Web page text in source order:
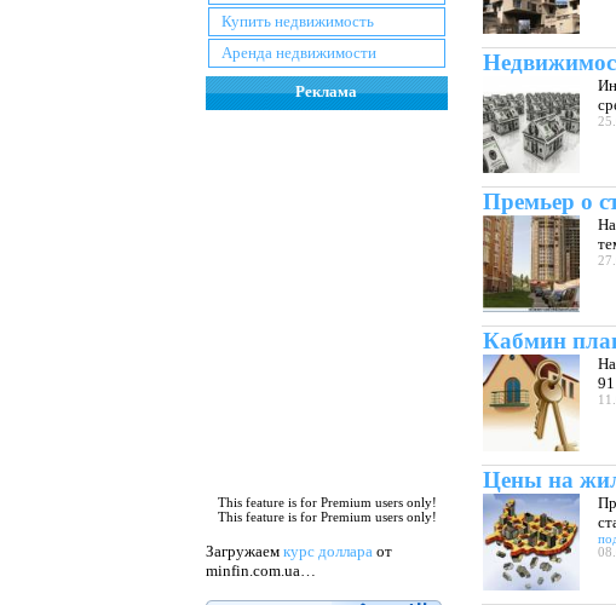
Купить недвижимость
Аренда недвижимости
Реклама
This feature is for Premium users only!
This feature is for Premium users only!
Загружаем курс доллараот
minfin.com.ua…
Премьер о
Кабмин
Цены на